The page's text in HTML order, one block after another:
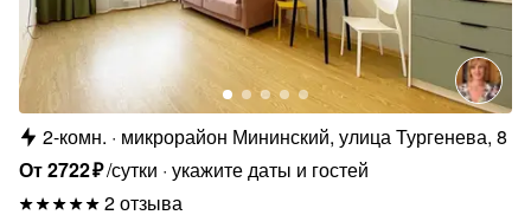
2-комн.
микрорайон Мининский, улица Тургенева, 8
От2722₽/сутки укажите даты и гостей
2 отзыва